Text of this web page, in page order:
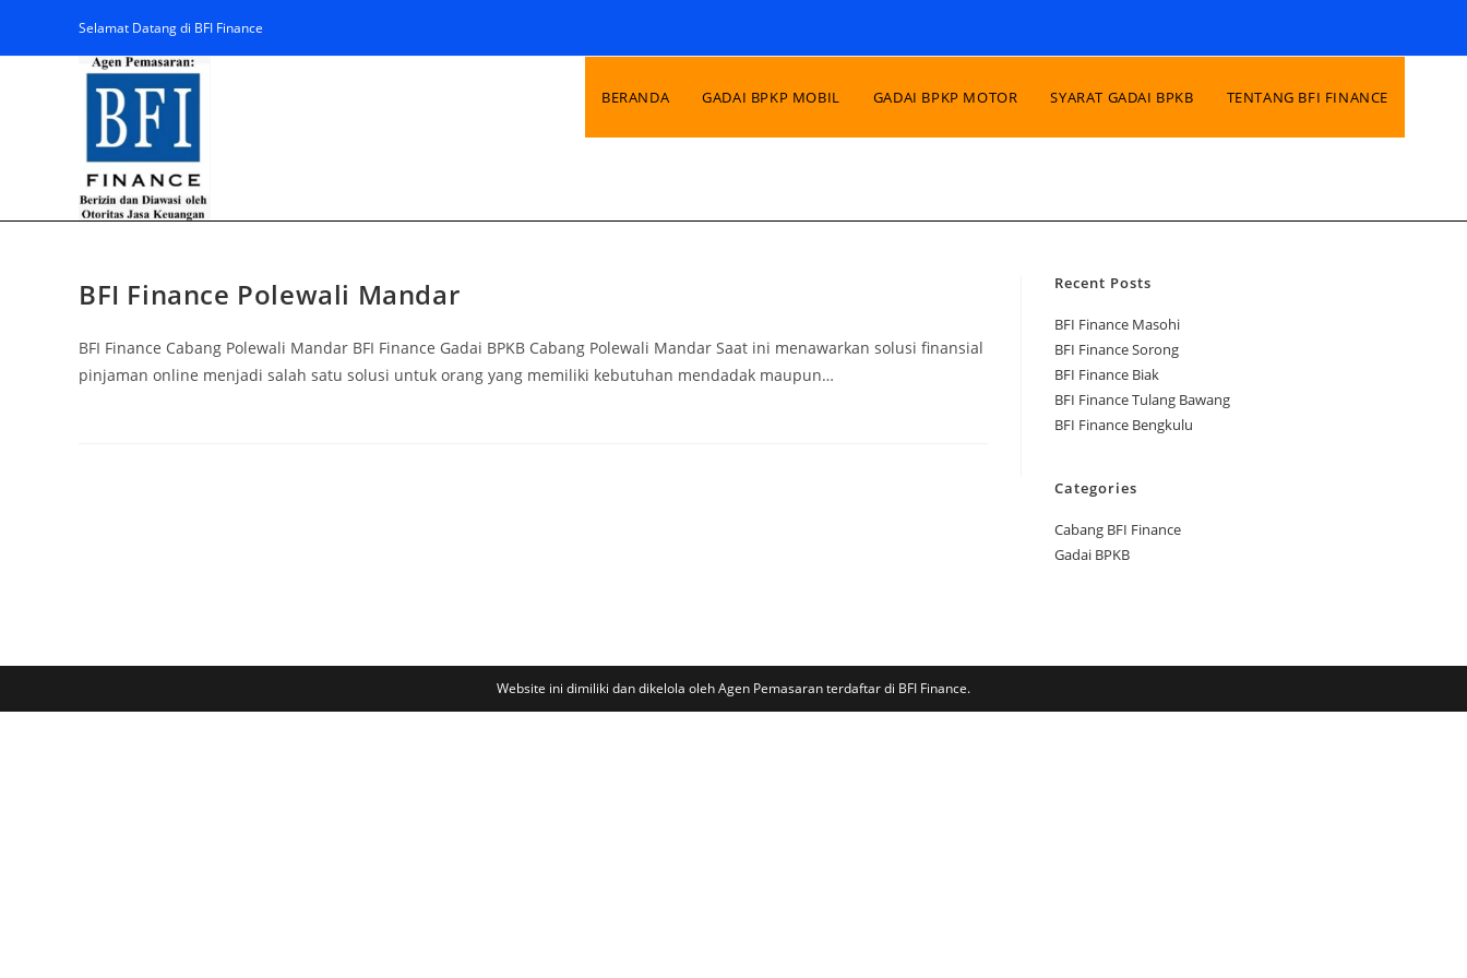
Selamat Datang di BFI Finance
BERANDA GADAI BPKP MOBIL GADAI BPKP MOTOR SYARAT GADAI BPKB TENTANG BFI FINANCE
BFI Finance Polewali Mandar
BFI Finance Cabang Polewali Mandar BFI Finance Gadai BPKB Cabang Polewali Mandar Saat ini menawarkan solusi finansial
pinjaman online menjadi salah satu solusi untuk orang yang memiliki kebutuhan mendadak maupun…
Recent Posts
BFI Finance Masohi
BFI Finance Sorong
BFI Finance Biak
BFI Finance Tulang Bawang
BFI Finance Bengkulu
Categories
Cabang BFI Finance
Gadai BPKB
Website ini dimiliki dan dikelola oleh Agen Pemasaran terdaftar di BFI Finance.